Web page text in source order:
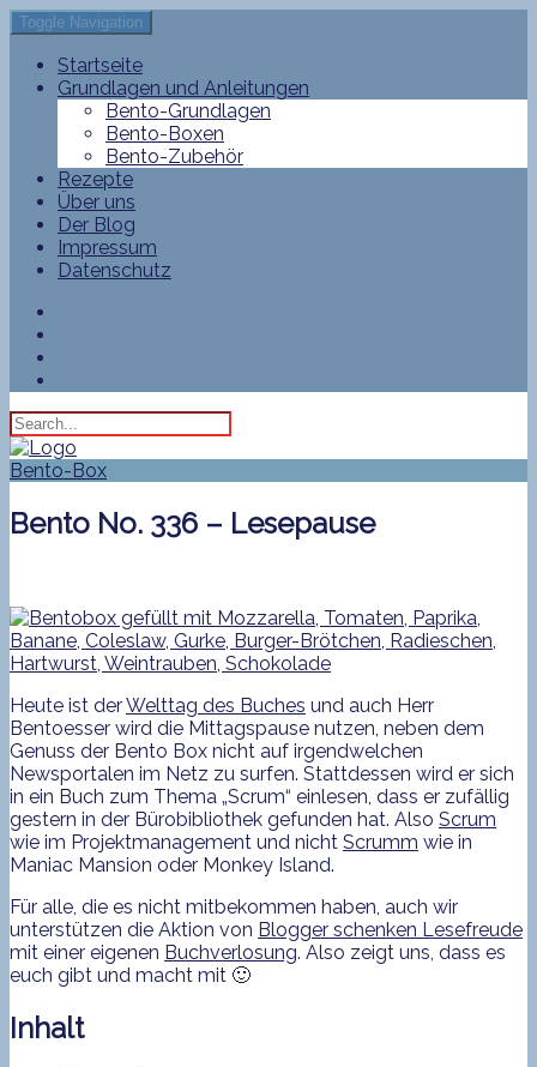
Toggle Navigation
Startseite
Grundlagen und Anleitungen
Bento-Grundlagen
Bento-Boxen
Bento-Zubehör
Rezepte
Über uns
Der Blog
Impressum
Datenschutz
Bento-Box
Bento No. 336 – Lesepause
Heute ist derWelttag des Buches und auch Herr
Bentoesser wird die Mittagspause nutzen, neben dem
Genuss der Bento Box nicht auf irgendwelchen
Newsportalen im Netz zu surfen. Stattdessen wird er sich
in ein Buch zum Thema „Scrum“ einlesen, dass er zufällig
gestern in der Bürobibliothek gefunden hat. Also Scrum
wie im Projektmanagement und nicht Scrumm wie in
Maniac Mansion oder Monkey Island.
Für alle, die es nicht mitbekommen haben, auch wir
unterstützen die Aktion von Blogger schenken Lesefreude
mit einer eigenen Buchverlosung. Also zeigt uns, dass es
euch gibt und macht mit 🙂
Inhalt